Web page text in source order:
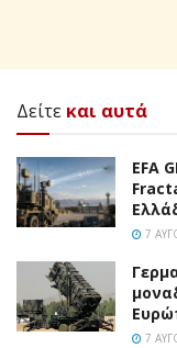
Δείτε και αυτά
EFA
7
7